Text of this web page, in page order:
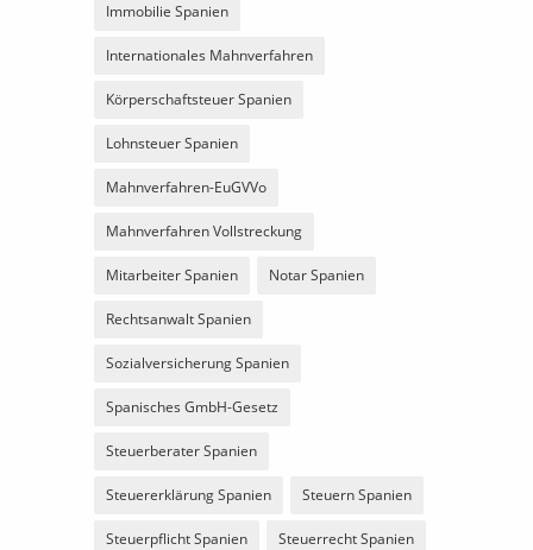
Immobilie Spanien
Internationales Mahnverfahren
Körperschaftsteuer Spanien
Lohnsteuer Spanien
Mahnverfahren-EuGVVo
Mahnverfahren Vollstreckung
Mitarbeiter Spanien Notar Spanien
Rechtsanwalt Spanien
Sozialversicherung Spanien
Spanisches GmbH-Gesetz
Steuerberater Spanien
Steuererklärung Spanien Steuern Spanien
Steuerpflicht Spanien Steuerrecht Spanien